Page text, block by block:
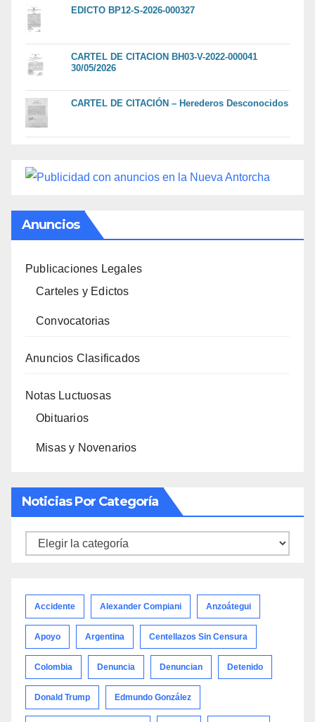
EDICTO BP12-S-2026-000327
CARTEL DE CITACION BH03-V-2022-000041
30/05/2026
CARTEL DE CITACIÓN – Herederos Desconocidos
Anuncios
Publicaciones Legales
Carteles y Edictos
Convocatorias
Anuncios Clasificados
Notas Luctuosas
Obituarios
Misas y Novenarios
Noticias Por Categoría
Noticias
Accidente Alexander Compiani Anzoátegui
Apoyo Argentina Centellazos Sin Censura
Colombia Denuncia Denuncian Detenido
Donald Trump Edmundo González